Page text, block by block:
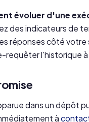
évoluer d'une
des indicateurs de
réponses côté
requêter l'historique
dans un dépôt
à